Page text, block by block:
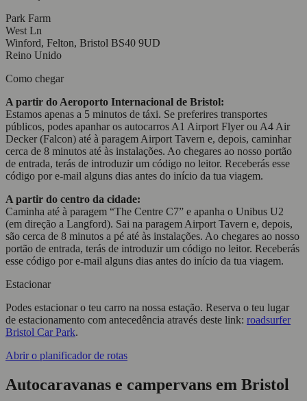
Park Farm
West Ln
Winford, Felton, Bristol BS40 9UD
Reino Unido
Como chegar
A partir do Aeroporto Internacional de Bristol:
Estamos apenas a 5 minutos de táxi. Se preferires transportes
públicos, podes apanhar os autocarros A1 Airport Flyer ou A4 Air
Decker (Falcon) até à paragem Airport Tavern e, depois, caminhar
cerca de 8 minutos até às instalações. Ao chegares ao nosso portão
de entrada, terás de introduzir um código no leitor. Receberás esse
código por e-mail alguns dias antes do início da tua viagem.
A partir do centro da cidade:
Caminha até à paragem “The Centre C7” e apanha o Unibus U2
(em direção a Langford). Sai na paragem Airport Tavern e, depois,
são cerca de 8 minutos a pé até às instalações. Ao chegares ao nosso
portão de entrada, terás de introduzir um código no leitor. Receberás
esse código por e-mail alguns dias antes do início da tua viagem.
Estacionar
Podes estacionar o teu carro na nossa estação. Reserva o teu lugar
de estacionamento com antecedência através deste link: roadsurfer
Bristol Car Park.
Abrir o planificador de rotas
Autocaravanas e campervans em Bristol